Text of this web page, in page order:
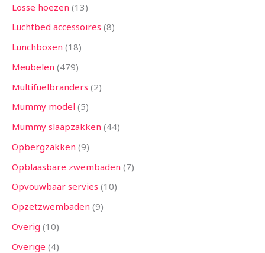
Losse hoezen 13
Luchtbed accessoires 8
Lunchboxen 18
Meubelen 479
Multifuelbranders 2
Mummy model 5
Mummy slaapzakken 44
Opbergzakken 9
Opblaasbare zwembaden 7
Opvouwbaar servies 10
Opzetzwembaden 9
Overig 10
Overige 4